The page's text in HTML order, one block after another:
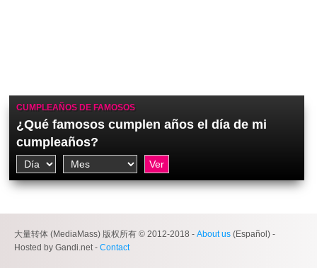
CUMPLEAÑOS DE FAMOSOS
¿Qué famosos cumplen años el día de mi
cumpleaños?
大量转体 (MediaMass) 版权所有 © 2012-2018 - About us (Español) -
Hosted by Gandi.net - Contact